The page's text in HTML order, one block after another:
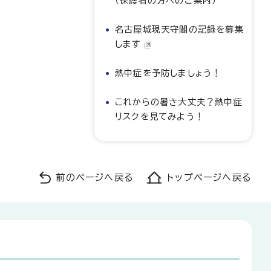
名古屋城現天守閣の記録を募集
します
熱中症を予防しましょう！
これからの暑さ大丈夫？熱中症
リスクを見てみよう！
前のページへ戻る トップページへ戻る